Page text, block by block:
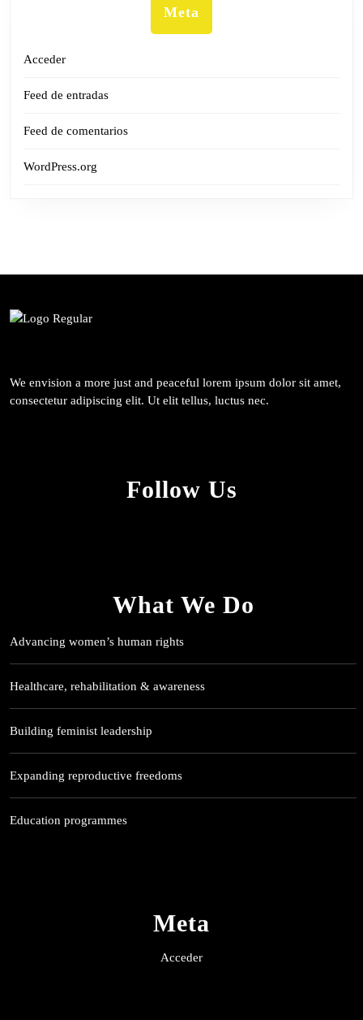
Meta
Acceder
Feed de entradas
Feed de comentarios
WordPress.org
We envision a more just and peaceful lorem ipsum dolor sit amet,
consectetur adipiscing elit. Ut elit tellus, luctus nec.
Follow Us
What We Do
Advancing women’s human rights
Healthcare, rehabilitation & awareness
Building feminist leadership
Expanding reproductive freedoms
Education programmes
Meta
Acceder